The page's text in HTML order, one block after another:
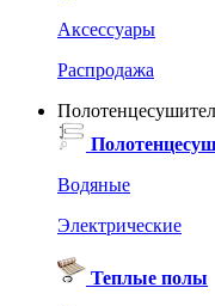
Аксессуары
Распродажа
Водяные
Электрические
Теплые полы